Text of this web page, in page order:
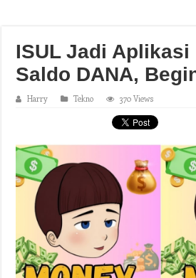
ISUL Jadi Aplikasi
Saldo DANA,
Harry Tekno 370 Views